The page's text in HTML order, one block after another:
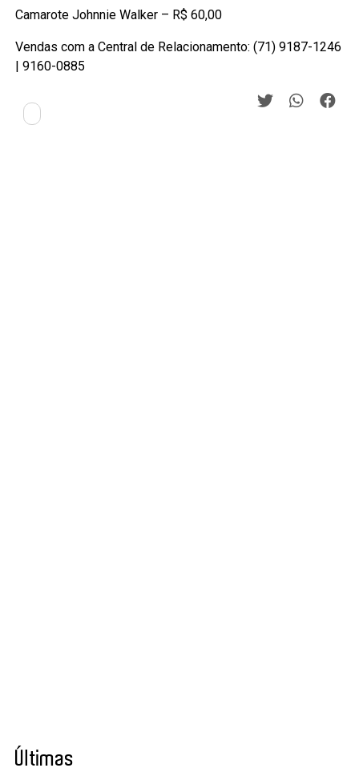
Camarote Johnnie Walker – R$ 60,00
Vendas com a Central de Relacionamento: (71) 9187-1246
| 9160-0885
Últimas